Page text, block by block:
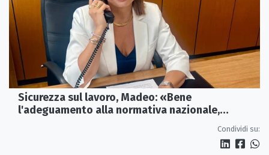
Sicurezza sul lavoro, Madeo: «Bene
l'adeguamento alla normativa nazionale,
Condividi su: